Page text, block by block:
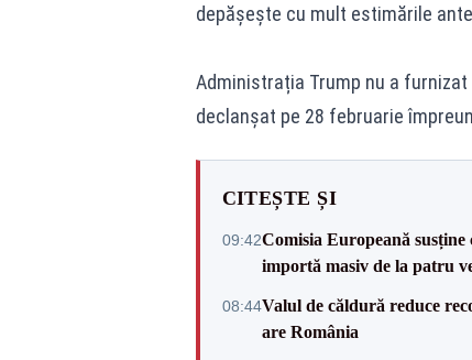
depășește cu mult estimările
Administrația Trump nu a
declanșat pe 28 februarie
CITEȘTE ȘI
09:42Comisia Europeană
importă masiv de la patru
08:44Valul de căldură reduce
are România